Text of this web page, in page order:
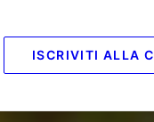
ISCRIVITI ALLA